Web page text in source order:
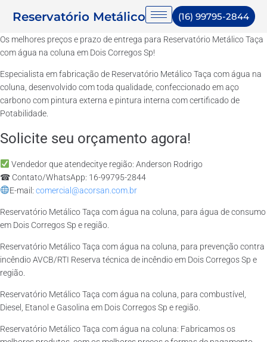
Reservatório Metálico (16) 99795-2844
Os melhores preços e prazo de entrega para Reservatório Metálico Taça
com água na coluna em Dois Corregos Sp!
Especialista em fabricação de Reservatório Metálico Taça com água na
coluna, desenvolvido com toda qualidade, confeccionado em aço
carbono com pintura externa e pintura interna com certificado de
Potabilidade.
Solicite seu orçamento agora!
Vendedor que atendecitye região: Anderson Rodrigo
☎ Contato/WhatsApp: 16-99795-2844
E-mail: comercial@acorsan.com.br
Reservatório Metálico Taça com água na coluna, para água de consumo
em Dois Corregos Sp e região.
Reservatório Metálico Taça com água na coluna, para prevenção contra
incêndio AVCB/RTI Reserva técnica de incêndio em Dois Corregos Sp e
região.
Reservatório Metálico Taça com água na coluna, para combustível,
Diesel, Etanol e Gasolina em Dois Corregos Sp e região.
Reservatório Metálico Taça com água na coluna: Fabricamos os